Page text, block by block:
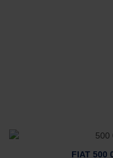
FIAT 500